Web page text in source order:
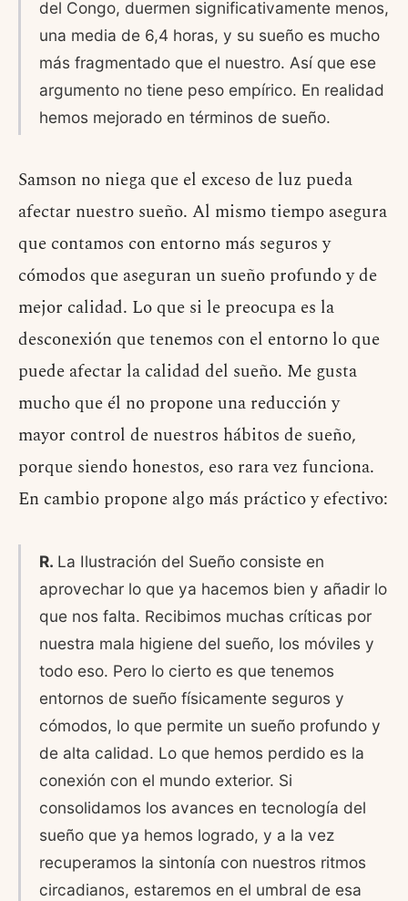
del Congo, duermen significativamente menos,
una media de 6,4 horas, y su sueño es mucho
más fragmentado que el nuestro. Así que ese
argumento no tiene peso empírico. En realidad
hemos mejorado en términos de sueño.
Samson no niega que el exceso de luz pueda
afectar nuestro sueño. Al mismo tiempo asegura
que contamos con entorno más seguros y
cómodos que aseguran un sueño profundo y de
mejor calidad. Lo que si le preocupa es la
desconexión que tenemos con el entorno lo que
puede afectar la calidad del sueño. Me gusta
mucho que él no propone una reducción y
mayor control de nuestros hábitos de sueño,
porque siendo honestos, eso rara vez funciona.
En cambio propone algo más práctico y efectivo:
R. La Ilustración del Sueño consiste en
aprovechar lo que ya hacemos bien y añadir lo
que nos falta. Recibimos muchas críticas por
nuestra mala higiene del sueño, los móviles y
todo eso. Pero lo cierto es que tenemos
entornos de sueño físicamente seguros y
cómodos, lo que permite un sueño profundo y
de alta calidad. Lo que hemos perdido es la
conexión con el mundo exterior. Si
consolidamos los avances en tecnología del
sueño que ya hemos logrado, y a la vez
recuperamos la sintonía con nuestros ritmos
circadianos, estaremos en el umbral de esa